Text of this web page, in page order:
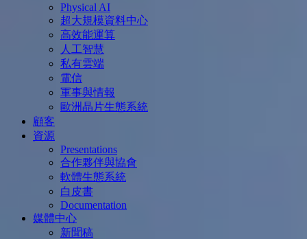
Physical AI
超大規模資料中心
高效能運算
人工智慧
私有雲端
電信
軍事與情報
歐洲晶片生態系統
顧客
資源
Presentations
合作夥伴與協會
軟體生態系統
白皮書
Documentation
媒體中心
新聞稿